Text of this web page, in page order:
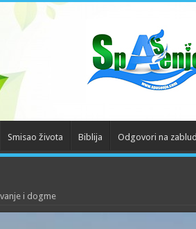
Smisao života Biblija Odgovori na
i dogme